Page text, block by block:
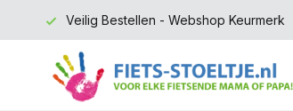
Top Kwaliteit en zeer Duurzaam